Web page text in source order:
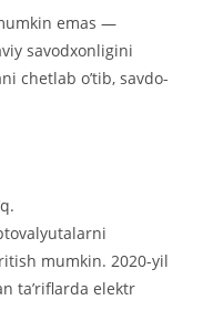
emas —
savodxonligini
chetlab o’tib, savdo-
mumkin. 2020-yil
ta’riflarda elektr